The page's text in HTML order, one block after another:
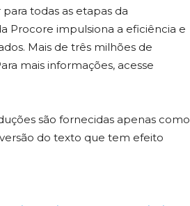
todas as etapas da
Procore impulsiona a eficiência e
Mais de três milhões de
mais informações, acesse
são fornecidas apenas como
do texto que tem efeito